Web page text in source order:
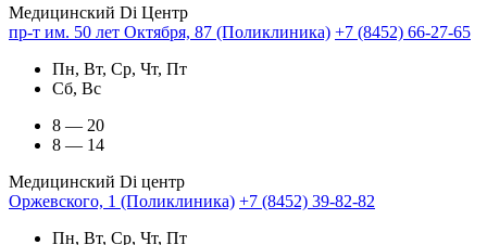
Медицинский Di Центр
пр-т им. 50 лет Октября, 87 (Поликлиника) +7 (8452) 66-27-65
Пн, Вт, Ср, Чт, Пт
Сб, Вс
8 — 20
8 — 14
Медицинский Di центр
Оржевского, 1 (Поликлиника) +7 (8452) 39-82-82
Пн, Вт, Ср, Чт, Пт